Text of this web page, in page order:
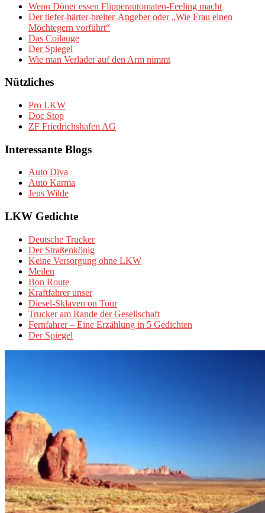
Wenn Döner essen Flipperautomaten-Feeling macht
Der tiefer-härter-breiter-Angeber oder „Wie Frau einen
Möchtegern vorführt“
Das Coilauge
Der Spiegel
Wie man Verlader auf den Arm nimmt
Nützliches
Pro LKW
Doc Stop
ZF Friedrichshafen AG
Interessante Blogs
Auto Diva
Auto Karma
Jens Wilde
LKW Gedichte
Deutsche Trucker
Der Straßenkönig
Keine Versorgung ohne LKW
Meilen
Bon Route
Kraftfahrer unser
Diesel-Sklaven on Tour
Trucker am Rande der Gesellschaft
Fernfahrer – Eine Erzählung in 5 Gedichten
Der Spiegel